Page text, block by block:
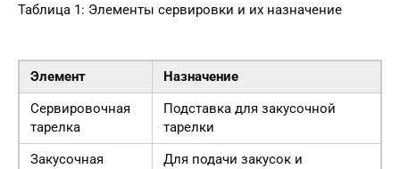
Таблица 1: Элементы сервировки и их назначение
Элемент
Назначение
Сервировочная
тарелка
Подставка для закусочной
тарелки
Закусочная
Для подачи закусок и